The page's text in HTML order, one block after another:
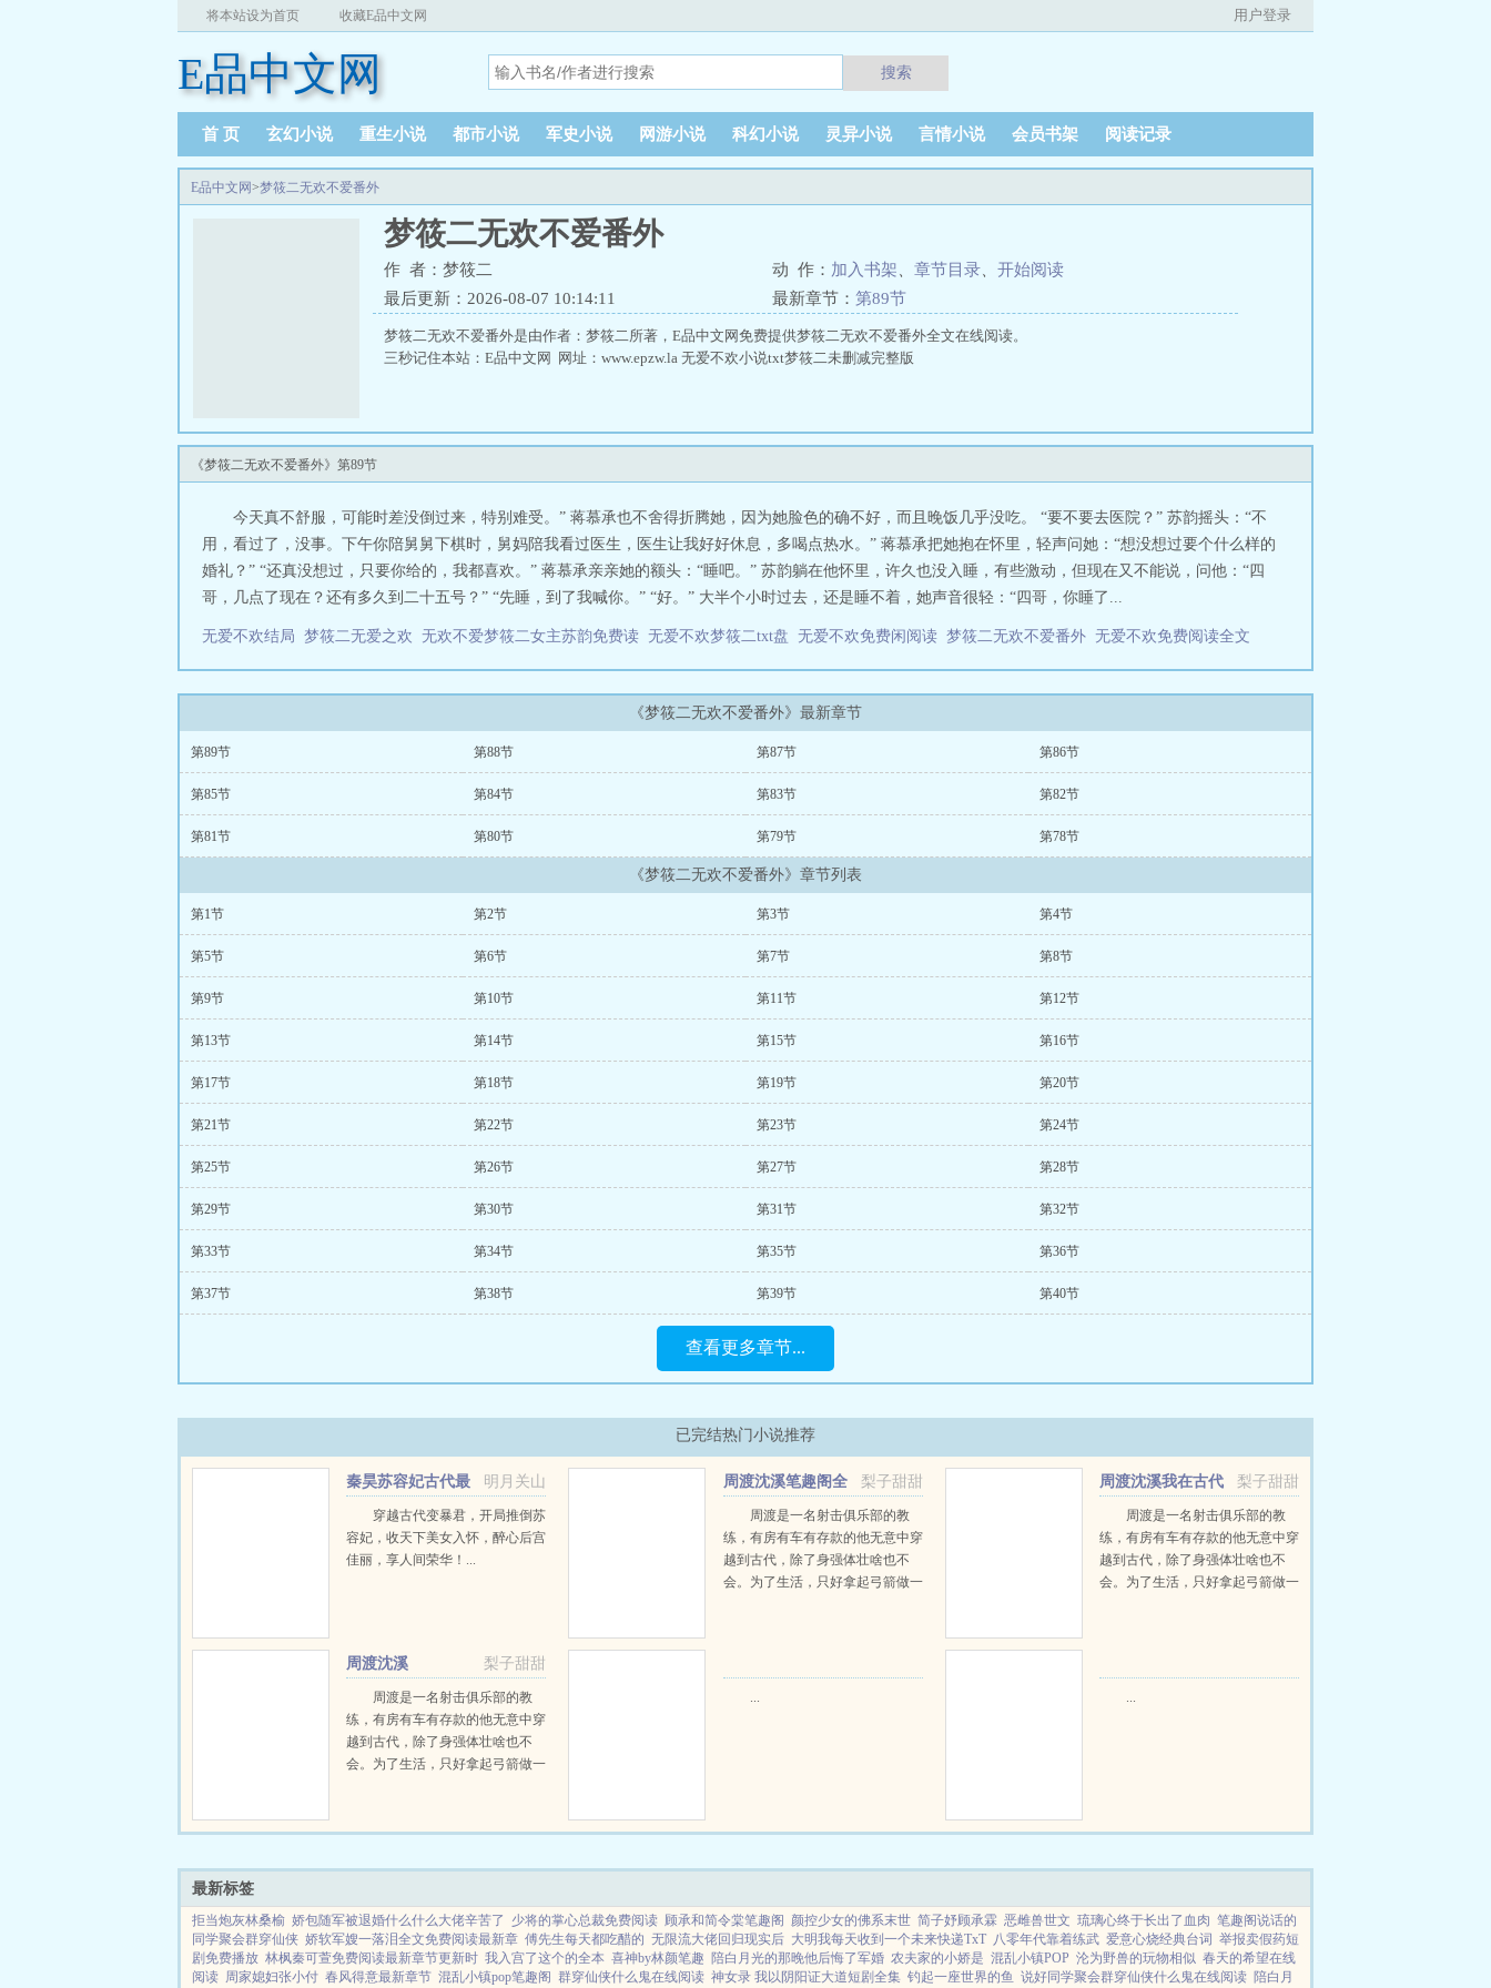
将本站设为首页 收藏E品中文网 用户登录
E品中文网 搜索
首 页 玄幻小说 重生小说 都市小说 军史小说 网游小说 科幻小说 灵异小说 言情小说 会员书架 阅读记录
E品中文网>梦筱二无欢不爱番外
梦筱二无欢不爱番外
作 者：梦筱二 动 作： 加入书架 章节目录
开始阅读
最后更新：2026-08-07 10:14:11
最新章节： 第89节
梦筱二无欢不爱番外是由作者：梦筱二所著，E品中文网免费提供梦筱二无欢不爱番外全文在线阅读。
三秒记住本站：E品中文网 网址：www.epzw.la 无爱不欢小说txt梦筱二未删减完整版
《梦筱二无欢不爱番外》第89节
今天真不舒服，可能时差没倒过来，特别难受。” 蒋慕承也不舍得折腾她，因为她脸色的确不好，而且晚饭几乎没吃。 “要不要去医院？” 苏韵摇头：“不
用，看过了，没事。下午你陪舅舅下棋时，舅妈陪我看过医生，医生让我好好休息，多喝点热水。” 蒋慕承把她抱在怀里，轻声问她：“想没想过要个什么样的
婚礼？” “还真没想过，只要你给的，我都喜欢。” 蒋慕承亲亲她的额头：“睡吧。” 苏韵躺在他怀里，许久也没入睡，有些激动，但现在又不能说，问他：“四
哥，几点了现在？还有多久到二十五号？” “先睡，到了我喊你。” “好。” 大半个小时过去，还是睡不着，她声音很轻：“四哥，你睡了...
无爱不欢结局 梦筱二无爱之欢 无欢不爱梦筱二女主苏韵免费读 无爱不欢梦筱二txt盘 无爱不欢免费闲阅读 梦筱二无欢不爱番外 无爱不欢免费阅读全文
《梦筱二无欢不爱番外》最新章节
第89节 第88节 第87节 第86节
第85节 第84节 第83节 第82节
第81节 第80节 第79节 第78节
《梦筱二无欢不爱番外》章节列表
第1节 第2节 第3节 第4节
第5节 第6节 第7节 第8节
第9节 第10节 第11节 第12节
第13节 第14节 第15节 第16节
第17节 第18节 第19节 第20节
第21节 第22节 第23节 第24节
第25节 第26节 第27节 第28节
第29节 第30节 第31节 第32节
第33节 第34节 第35节 第36节
第37节 第38节 第39节 第40节
查看更多章节...
已完结热门小说推荐
明月关山
秦昊苏容妃古代最
强昏君最新章节在线阅读
穿越古代变暴君，开局推倒苏
容妃，收天下美女入怀，醉心后宫
佳丽，享人间荣华！...
梨子甜甜
周渡沈溪笔趣阁全
文免费阅读
周渡是一名射击俱乐部的教
练，有房有车有存款的他无意中穿
越到古代，除了身强体壮啥也不
会。为了生活，只好拿起弓箭做一
梨子甜甜
周渡沈溪我在古代
当猎户小说免费在线阅读
周渡是一名射击俱乐部的教
练，有房有车有存款的他无意中穿
越到古代，除了身强体壮啥也不
会。为了生活，只好拿起弓箭做一
梨子甜甜
周渡沈溪
周渡是一名射击俱乐部的教
练，有房有车有存款的他无意中穿
越到古代，除了身强体壮啥也不
会。为了生活，只好拿起弓箭做一
只野兔，不会做（失望）第三天周
... ...
最新标签
拒当炮灰林桑榆 娇包随军被退婚什么什么大佬辛苦了 少将的掌心总裁免费阅读 顾承和简令棠笔趣阁 颜控少女的佛系末世 简子妤顾承霖 恶雌兽世文 琉璃心终于长出了血肉 笔趣阁说话的
同学聚会群穿仙侠 娇软军嫂一落泪全文免费阅读最新章 傅先生每天都吃醋的 无限流大佬回归现实后 大明我每天收到一个未来快递TxT 八零年代靠着练武 爱意心烧经典台词 举报卖假药短
剧免费播放 林枫秦可萱免费阅读最新章节更新时 我入宫了这个的全本 喜神by林颜笔趣 陪白月光的那晚他后悔了军婚 农夫家的小娇是 混乱小镇POP 沦为野兽的玩物相似 春天的希望在线
阅读 周家媳妇张小付 春风得意最新章节 混乱小镇pop笔趣阁 群穿仙侠什么鬼在线阅读 神女录 我以阴阳证大道短剧全集 钓起一座世界的鱼 说好同学聚会群穿仙侠什么鬼在线阅读 陪白月